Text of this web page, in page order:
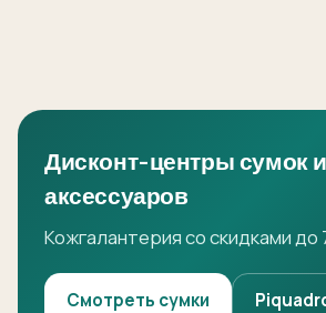
Дисконт-центры сумок и
аксессуаров
Кожгалантерия со скидками до
Смотреть сумки